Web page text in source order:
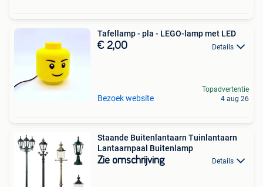
Tafellamp - pla - LEGO-lamp met LED
€ 2,00 Details
Bezoek website
Topadvertentie
4 aug 26
Staande Buitenlantaarn Tuinlantaarn
Lantaarnpaal Buitenlamp
Zie omschrijving Details